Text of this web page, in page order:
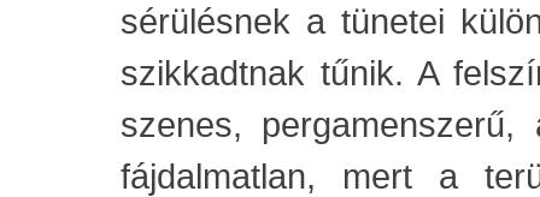
sérülésnek a tünetei
szikkadtnak tűnik. A
szenes,
fájdalmatlan, mert a